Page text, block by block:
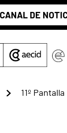
DE
11º